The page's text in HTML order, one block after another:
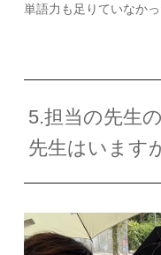
単語力も足りていなかっ
5.担当の先生
先生はいます